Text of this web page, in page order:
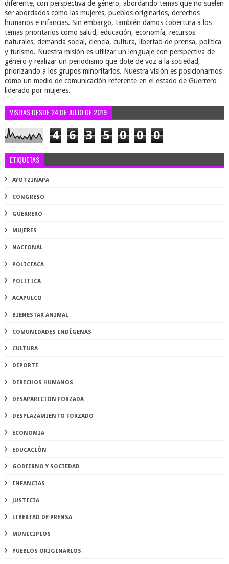
diferente, con perspectiva de género, abordando temas que no suelen
ser abordados como las mujeres, pueblos originarios, derechos
humanos e infancias. Sin embargo, también damos cobertura a los
temas prioritarios como salud, educación, economía, recursos
naturales, demanda social, ciencia, cultura, libertad de prensa, política
y turismo. Nuestra misión es utilizar un lenguaje con perspectiva de
género y realizar un periodismo que dote de voz a la sociedad,
priorizando a los grupos minoritarios. Nuestra visión es posicionarnos
como un medio de comunicación referente en el estado de Guerrero
liderado por mujeres.
VISITAS DESDE 24 DE JULIO DE 2019
4 6 3 5 0 0 0
ETIQUETAS
AYOTZINAPA
CONGRESO
GUERRERO
MUJERES
NACIONAL
POLICIACA
POLÍTICA
ACAPULCO
BIENESTAR ANIMAL
COMUNIDADES INDÍGENAS
CULTURA
DEPORTE
DERECHOS HUMANOS
DESAPARICIÓN FORZADA
DESPLAZAMIENTO FORZADO
ECONOMÍA
EDUCACIÓN
GOBIERNO Y SOCIEDAD
INFANCIAS
JUSTICIA
LIBERTAD DE PRENSA
MUNICIPIOS
PUEBLOS ORIGINARIOS